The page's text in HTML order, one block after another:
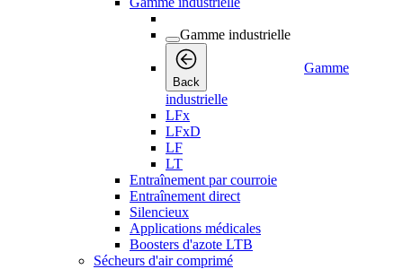
Gamme industrielle
Back
Gamme
industrielle
LFx
LFxD
LF
LT
Entraînement par courroie
Entraînement direct
Silencieux
Applications médicales
Boosters d'azote LTB
Sécheurs d'air comprimé